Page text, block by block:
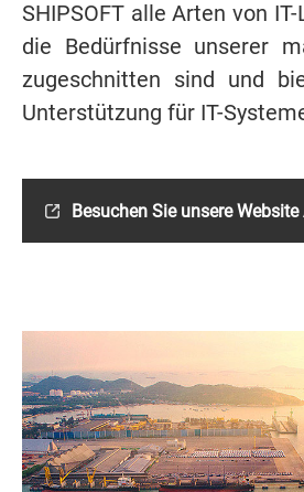
SHIPSOFT alle Arten von
die Bedürfnisse unserer
zugeschnitten sind und
Unterstützung für IT-
Besuchen Sie unsere